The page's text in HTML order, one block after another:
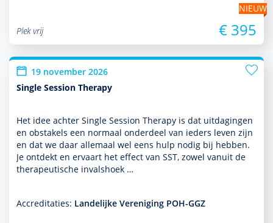
NIEUW
Plek vrij
€ 395
19 november 2026
Single Session Therapy
Het idee achter Single Session Therapy is dat uitdagingen
en obstakels een normaal onder­deel van ieders leven zijn
en dat we daar allemaal wel eens hulp nodig bij hebben.
Je ontdekt en ervaart het effect van SST, zowel vanuit de
thera­peu­tische invalshoek …
Accreditaties: Landelijke Vereniging POH-GGZ